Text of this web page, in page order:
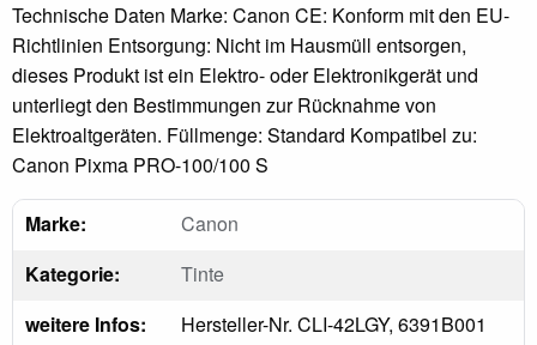
Technische Daten Marke: Canon CE: Konform mit den EU-
Richtlinien Entsorgung: Nicht im Hausmüll entsorgen,
dieses Produkt ist ein Elektro- oder Elektronikgerät und
unterliegt den Bestimmungen zur Rücknahme von
Elektroaltgeräten. Füllmenge: Standard Kompatibel zu:
Canon Pixma PRO-100/100 S
Marke:
Canon
Kategorie:
Tinte
weitere Infos:
Hersteller-Nr. CLI-42LGY, 6391B001